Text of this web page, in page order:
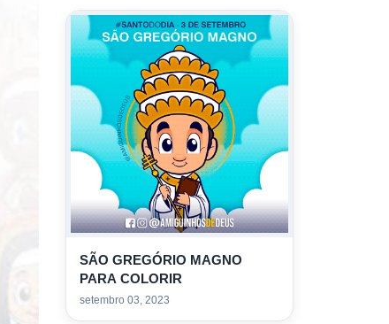
SÃO GREGÓRIO MAGNO
PARA COLORIR
setembro 03, 2023